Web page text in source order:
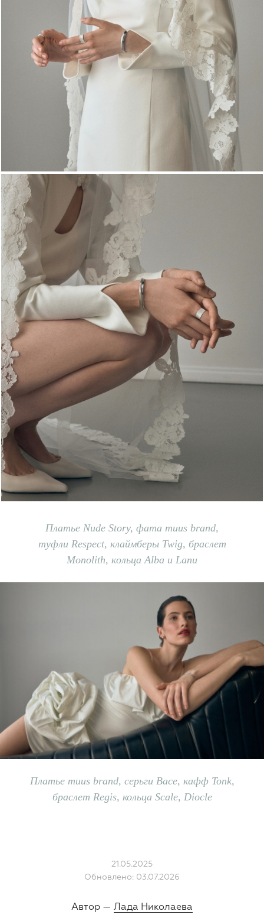
Платье Nude Story, фата muus brand,
туфли Respect, клаймберыTwig, браслет
Monolith, кольца Alba и Lanu
Платье muus brand, cерьги Bace, кафф Tonk,
браслет Regis, кольца Scale, Diocle
21.05.2025
Обновлено: 03.07.2026
Автор — Лада Николаева